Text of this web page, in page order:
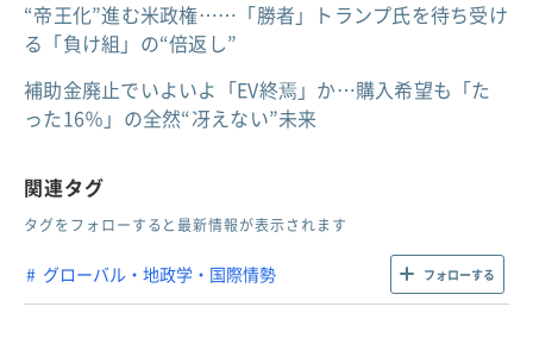
“帝王化”進む米政権……「勝者」トランプ氏を待ち受け
る「負け組」の“倍返し”
補助金廃止でいよいよ「EV終焉」か…購入希望も「た
った16％」の全然“冴えない”未来
関連タグ
タグをフォローすると最新情報が表示されます
グローバル・地政学・国際情勢 フォローする